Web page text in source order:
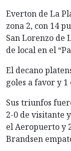
Everton de La
zona 2, con 14
San Lorenzo de
de local en el
El decano
goles a favor y 1
Sus triunfos
2-0 de visitante
el Aeropuerto y
Brandsen